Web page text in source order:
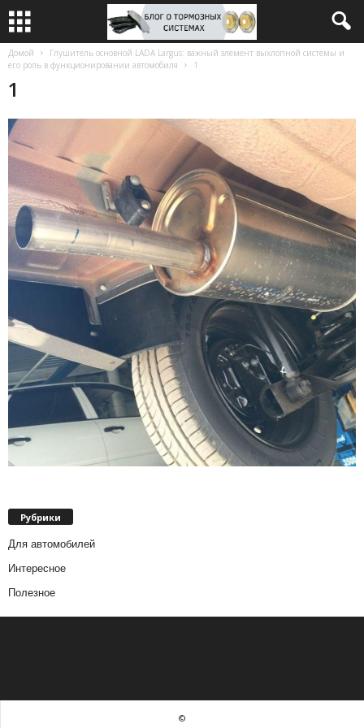
Домой
Глушитель основной LADA Largus: важный элемент выхлопной системы и
его роль в функционировании автомобиля
1
1
Рубрики
Для автомобилей
Интересное
Полезное
©